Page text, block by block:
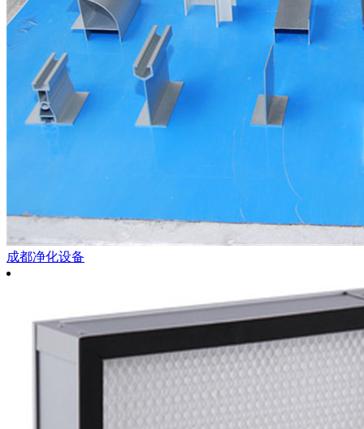
成都净化设备